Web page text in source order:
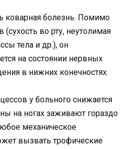
коварная болезнь. Помимо
во рту, неутолимая
тела и др.), он
на состоянии нервных
в нижних конечностях.
у больного снижается
на ногах заживают гораздо
механическое
вызвать трофические